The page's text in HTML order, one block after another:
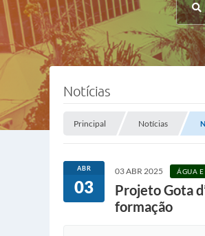
Notícias
Principal Notícias
ABR
03
03 ABR 2025 ÁGUA E
Projeto Gota
formação